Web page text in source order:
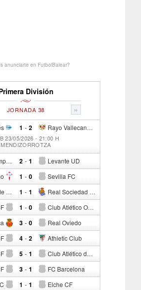
anunciarte en FutbolBalear?
División
»
JORNADA 38
1 - Rayo Vallecano de Madrid
2
23/05/2026 - 21:00 H
MENDIZORROTZA
Real Betis Balompié 2 - Levante UD
1
1 - Sevilla FC
0
RCD Espanyol de Barcelona 1 - Real Sociedad de Fútbol
1
1 - Club Atlético Osasuna
0
3 - Real Oviedo
0
4 - Athletic Club
2
5 - Club Atlético de Madrid
1
3 - FC Barcelona
1
1 - Elche CF
1